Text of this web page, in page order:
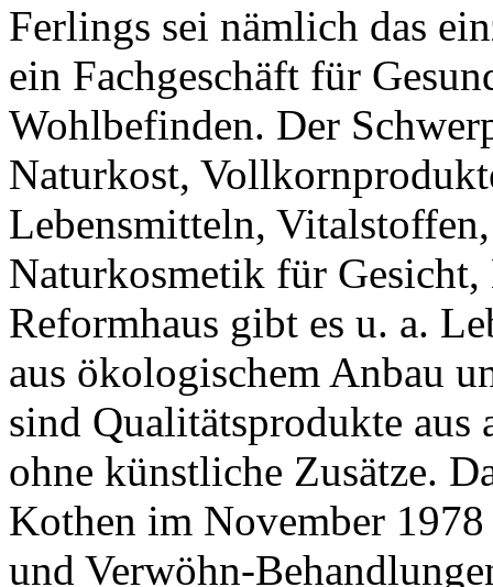
Ferlings sei nämlich das
ein Fachgeschäft für
Wohlbefinden. Der
Naturkost,
Lebensmitteln,
Naturkosmetik für
Reformhaus gibt es u. a.
aus ökologischem Anbau
sind Qualitätsprodukte aus
ohne künstliche Zusätze.
Kothen im November
und Verwöhn-